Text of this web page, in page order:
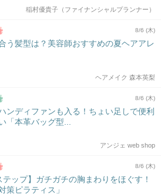
稲村優貴子（ファイナンシャルプランナー）
8/6 (木)
う髪型は？美容師おすすめの夏ヘアアレ
ヘアメイク 森本英梨
8/6 (木)
ンディファンも入る！ちょい足しで便利
「本革バッグ型...
アンジェ web shop
8/6 (木)
テップ】ガチガチの胸まわりをほぐす！
策ピラティス」